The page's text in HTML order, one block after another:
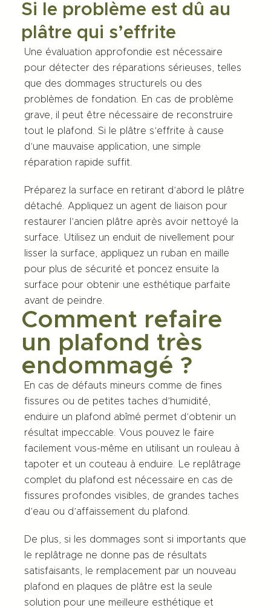
Si le problème est dû au
plâtre qui s’effrite
Une évaluation approfondie est nécessaire
pour détecter des réparations sérieuses, telles
que des dommages structurels ou des
problèmes de fondation. En cas de problème
grave, il peut être nécessaire de reconstruire
tout le plafond. Si le plâtre s’effrite à cause
d’une mauvaise application, une simple
réparation rapide suffit.
Préparez la surface en retirant d’abord le plâtre
détaché. Appliquez un agent de liaison pour
restaurer l’ancien plâtre après avoir nettoyé la
surface. Utilisez un enduit de nivellement pour
lisser la surface, appliquez un ruban en maille
pour plus de sécurité et poncez ensuite la
surface pour obtenir une esthétique parfaite
avant de peindre.
Comment refaire
un plafond très
endommagé ?
En cas de défauts mineurs comme de fines
fissures ou de petites taches d’humidité,
enduire un plafond abîmé permet d’obtenir un
résultat impeccable. Vous pouvez le faire
facilement vous-même en utilisant un rouleau à
tapoter et un couteau à enduire. Le replâtrage
complet du plafond est nécessaire en cas de
fissures profondes visibles, de grandes taches
d’eau ou d’affaissement du plafond.
De plus, si les dommages sont si importants que
le replâtrage ne donne pas de résultats
satisfaisants, le remplacement par un nouveau
plafond en plaques de plâtre est la seule
solution pour une meilleure esthétique et